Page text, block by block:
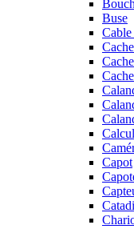
Buse
Cable
Capot